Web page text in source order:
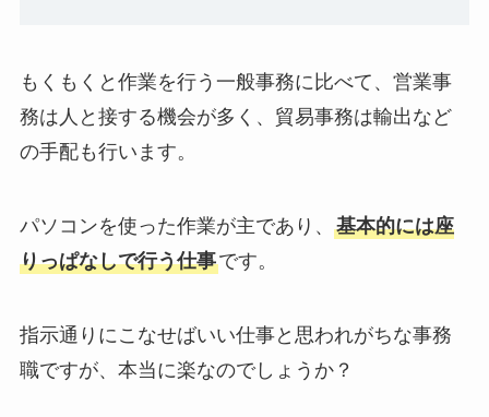
もくもくと作業を行う一般事務に比べて、営業事
務は人と接する機会が多く、貿易事務は輸出など
の手配も行います。
パソコンを使った作業が主であり、 基本的には座
りっぱなしで行う仕事です。
指示通りにこなせばいい仕事と思われがちな事務
職ですが、本当に楽なのでしょうか？